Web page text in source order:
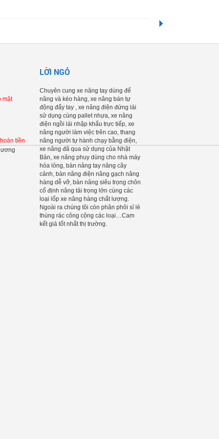
mật
tiền
LỜI NGỎ
Chuyên cung xe nâng tay dùng để
nâng và kéo hàng, xe nâng bán tự
động đẩy tay , xe nâng điện đứng lái
sử dụng cùng pallet nhựa, xe nâng
điện ngồi lái nhập khẩu trực tiếp, xe
nâng người làm việc trên cao, thang
nâng người tự hành chạy bằng điện,
xe nâng đã qua sử dụng của Nhật
Bản, xe nâng phuy dùng cho nhà máy
hóa lỏng, bàn nâng tay nâng cây
cảnh, bàn nâng điện nâng gạch nâng
hàng dễ vỡ, bàn nâng siêu trọng chôn
cố định nâng tải trọng lớn cùng các
loại lốp xe nâng hàng chất lượng.
Ngoài ra chúng tôi còn phân phôi sỉ lẻ
thùng rác công cộng các loại…Cam
kết giá tốt nhất thị trường.